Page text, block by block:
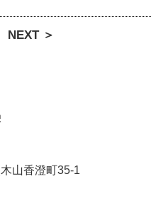
NEXT ＞
山香澄町35-1